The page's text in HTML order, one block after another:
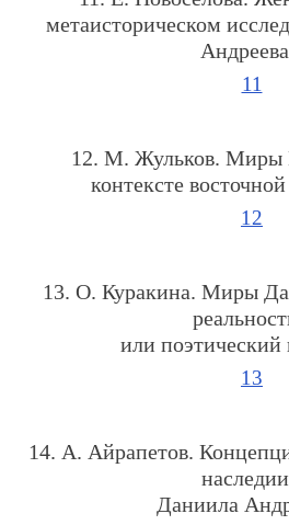
метаисторическом
Андреева
11
12. М. Жульков. Миры
контексте
12
13. О. Куракина. Миры
или
13
14. А. Айрапетов.
наследии
Даниила